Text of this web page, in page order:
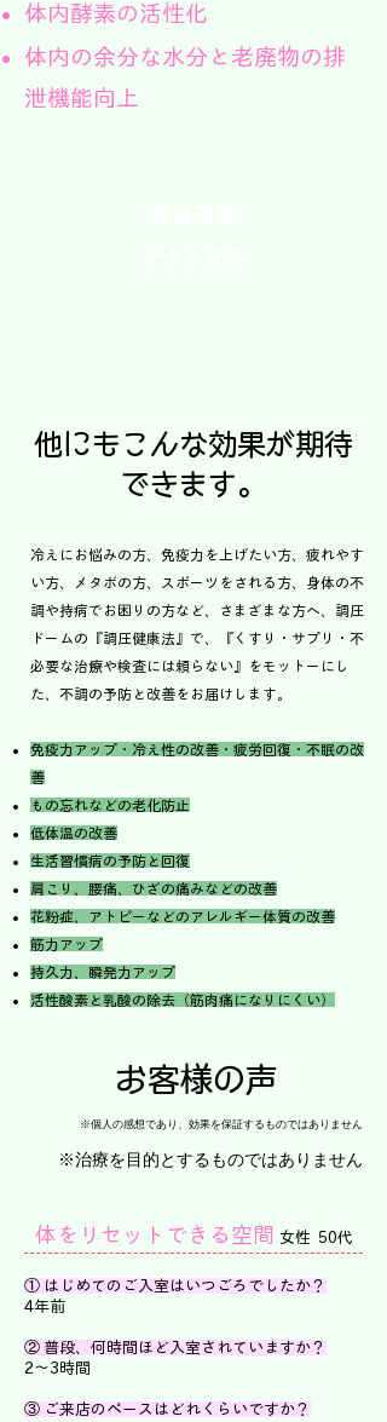
体内酵素の活性化
体内の余分な水分と老廃物の排
泄機能向上
他にもこんな効果が期待
できます。
冷えにお悩みの方、免疫力を上げたい方、疲れやす
い方、メタボの方、スポーツをされる方、身体の不
調や持病でお困りの方など、さまざまな方へ、調圧
ドームの『調圧健康法』で、『くすり・サプリ・不
必要な治療や検査には頼らない』をモットーにし
た、不調の予防と改善をお届けします。
免疫力アップ・冷え性の改善・疲労回復・不眠の改
善
もの忘れなどの老化防止
低体温の改善
生活習慣病の予防と回復
肩こり、腰痛、ひざの痛みなどの改善
花粉症、アトピーなどのアレルギー体質の改善
筋力アップ
持久力、瞬発力アップ
活性酸素と乳酸の除去（筋肉痛になりにくい）
お客様の声
※個人の感想であり、効果を保証するものではありません
※治療を目的とするものではありません
体をリセットできる空間 女性 50代
① はじめてのご入室はいつごろでしたか？
4年前
② 普段、何時間ほど入室されていますか？
2～3時間
③ ご来店のペースはどれくらいですか？